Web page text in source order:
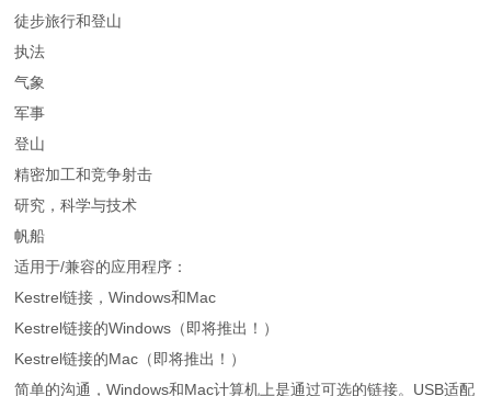
徒步旅行和登山
执法
气象
军事
登山
精密加工和竞争射击
研究，科学与技术
帆船
适用于/兼容的应用程序：
Kestrel链接，Windows和Mac
Kestrel链接的Windows（即将推出！）
Kestrel链接的Mac（即将推出！）
简单的沟通，Windows和Mac计算机上是通过可选的链接。USB适配